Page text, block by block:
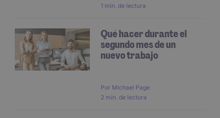
1 min. de lectura
Qué hacer durante el
segundo mes de un
nuevo trabajo
Por Michael Page
2 min. de lectura